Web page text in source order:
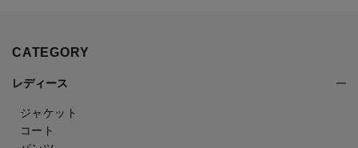
CATEGORY
レディース
ジャケット
コート